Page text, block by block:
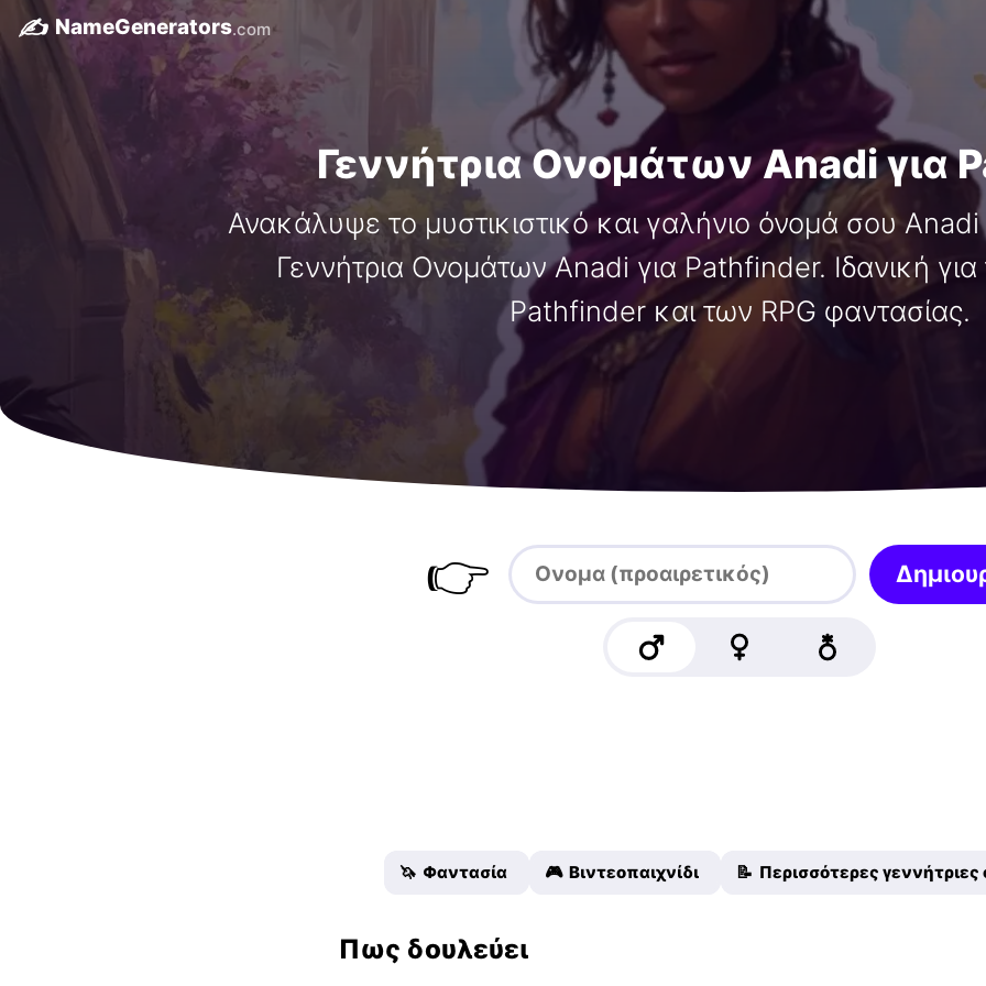
✍️ NameGenerators.com
Γεννήτρια Ονομάτων Anadi για
Ανακάλυψε το μυστικιστικό και γαλήνιο όνομά σου
Γεννήτρια Ονομάτων Anadi για Pathfinder. Ιδανική για
Pathfinder και των RPG φαντασίας.
👉
🦄 Φαντασία 🎮 Βιντεοπαιχνίδι 📝 Περισσότερες
Πως δουλεύει